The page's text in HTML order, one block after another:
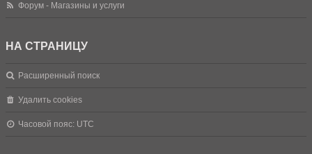
Форум - Магазины и услуги
НА СТРАНИЦУ
Расширенный поиск
Удалить cookies
Часовой пояс: UTC